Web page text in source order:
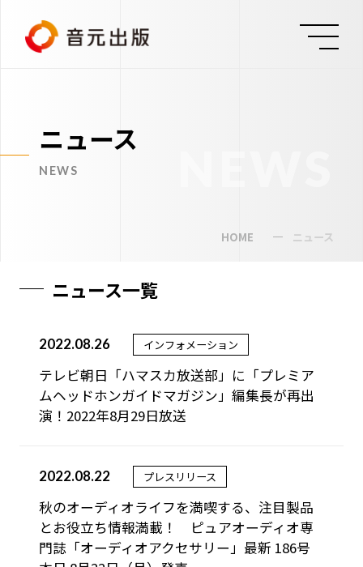
ニュース
NEWS
HOME ニュース
ニュース一覧
2022.08.26 インフォメーション
テレビ朝日「ハマスカ放送部」に「プレミア
ムヘッドホンガイドマガジン」編集長が再出
演！2022年8月29日放送
2022.08.22 プレスリリース
秋のオーディオライフを満喫する、注目製品
とお役立ち情報満載！ ピュアオーディオ専
門誌「オーディオアクセサリー」最新 186号